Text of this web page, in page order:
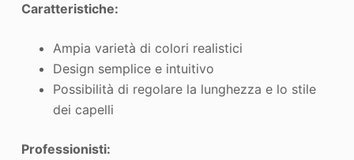
Caratteristiche:
Ampia varietà di colori realistici
Design semplice e intuitivo
Possibilità di regolare la lunghezza e lo stile
dei capelli
Professionisti: